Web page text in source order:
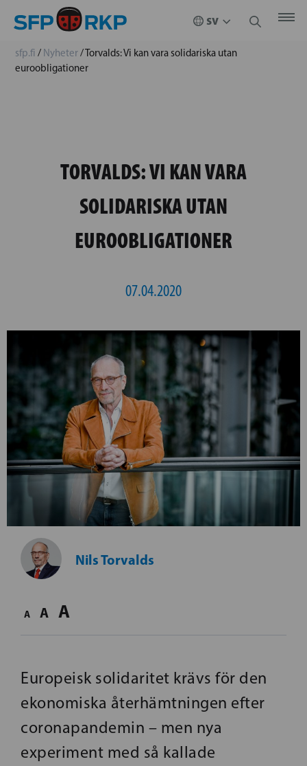
sfp.fi / Nyheter/Torvalds: Vi kan vara solidariska utan
euroobligationer
TORVALDS: VI KAN VARA
SOLIDARISKA UTAN
EUROOBLIGATIONER
07.04.2020
Nils Torvalds
A A A
Europeisk solidaritet krävs för den
ekonomiska återhämtningen efter
coronapandemin – men nya
experiment med så kallade